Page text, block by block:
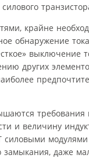
крайне
обнаружение
выключение
других
требования
и величину
силовыми
даже